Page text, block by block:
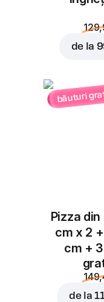
de la
băuturi
Pizza
cm x 2
cm +
de la